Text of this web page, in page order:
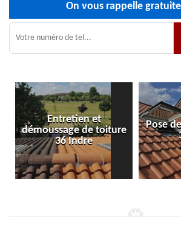
On vous rappelle
Entretien et
démoussage de toiture
36 Indre
Pose